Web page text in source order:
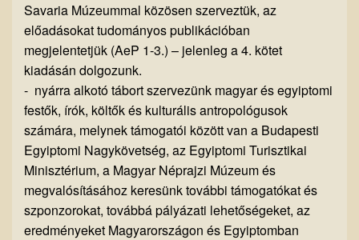
Savaria Múzeummal közösen szerveztük, az
előadásokat tudományos publikációban
megjelentetjük (AeP 1-3.) – jelenleg a 4. kötet
kiadásán dolgozunk.
- nyárra alkotó tábort szervezünk magyar és egyiptomi
festők, írók, költők és kulturális antropológusok
számára, melynek támogatói között van a Budapesti
Egyiptomi Nagykövetség, az Egyiptomi Turisztikai
Minisztérium, a Magyar Néprajzi Múzeum és
megvalósításához keresünk további támogatókat és
szponzorokat, továbbá pályázati lehetőségeket, az
eredményeket Magyarországon és Egyiptomban